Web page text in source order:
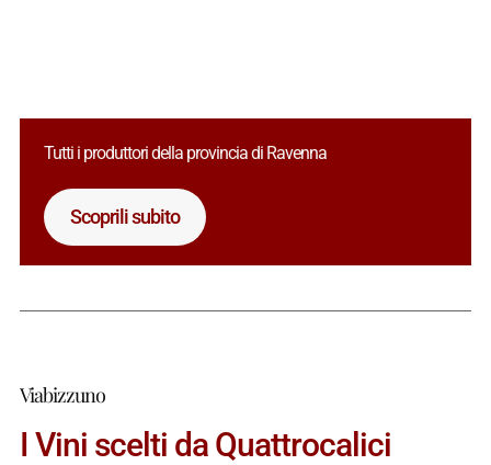
Tutti i produttori della provincia di Ravenna
Scoprili subito
Viabizzuno
I Vini scelti da Quattrocalici